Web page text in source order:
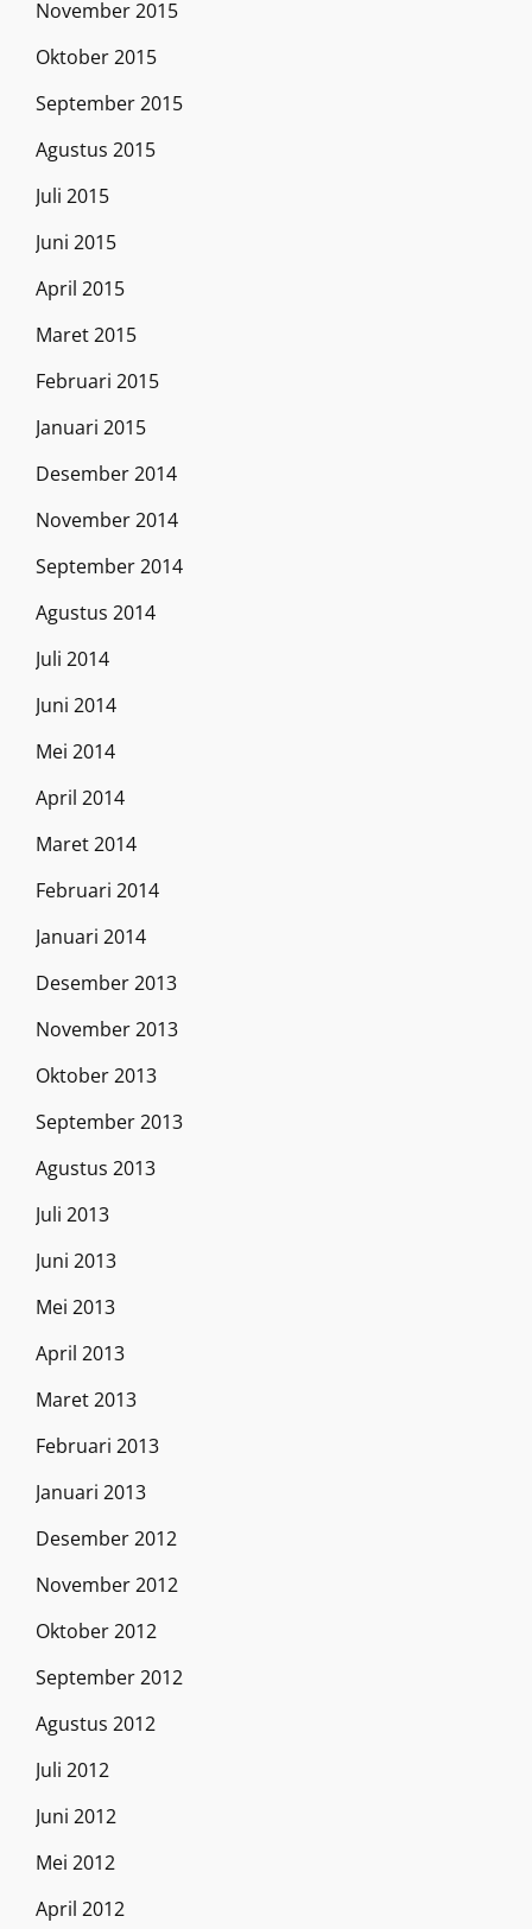
November 2015
Oktober 2015
September 2015
Agustus 2015
Juli 2015
Juni 2015
April 2015
Maret 2015
Februari 2015
Januari 2015
Desember 2014
November 2014
September 2014
Agustus 2014
Juli 2014
Juni 2014
Mei 2014
April 2014
Maret 2014
Februari 2014
Januari 2014
Desember 2013
November 2013
Oktober 2013
September 2013
Agustus 2013
Juli 2013
Juni 2013
Mei 2013
April 2013
Maret 2013
Februari 2013
Januari 2013
Desember 2012
November 2012
Oktober 2012
September 2012
Agustus 2012
Juli 2012
Juni 2012
Mei 2012
April 2012